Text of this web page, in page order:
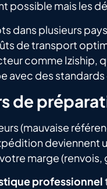
possible mais les
dans plusieurs
de transport
comme Iziship,
avec des
de
(mauvaise
deviennent
marge
professionnel